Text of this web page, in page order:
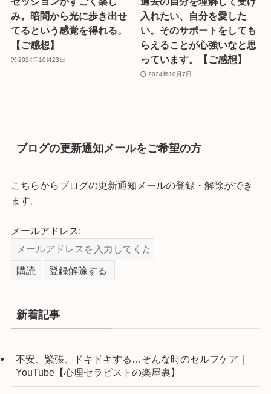
み。暗闇から光に歩き出せ
てるという感覚を得れる。
【ご感想】
2024年10月23日
入れたい、自分を愛した
い。そのサポートをしても
らえることが心強いなと思
っています。【ご感想】
2024年10月7日
ブログの更新通知メールをご希望の方
こちらからブログの更新通知メールの登録・解除ができ
ます。
メールアドレス:
新着記事
不安、緊張、ドキドキする…そんな時のセルフケア｜
YouTube【心理セラピストの楽屋裏】